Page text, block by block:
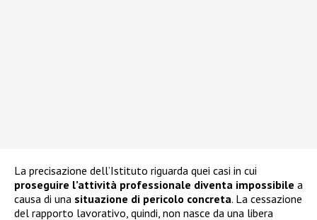
La precisazione dell’Istituto riguarda quei casi in cui
proseguire l’attività professionale diventa impossibile a
causa di una situazione di pericolo concreta. La cessazione
del rapporto lavorativo, quindi, non nasce da una libera